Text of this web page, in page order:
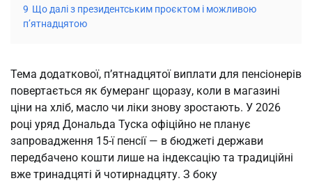
9 Що далі з президентським проєктом і можливою
п’ятнадцятою
Тема додаткової, п’ятнадцятої виплати для пенсіонерів
повертається як бумеранг щоразу, коли в магазині
ціни на хліб, масло чи ліки знову зростають. У 2026
році уряд Дональда Туска офіційно не планує
запровадження 15-ї пенсії — в бюджеті держави
передбачено кошти лише на індексацію та традиційні
вже тринадцяті й чотирнадцяту. З боку